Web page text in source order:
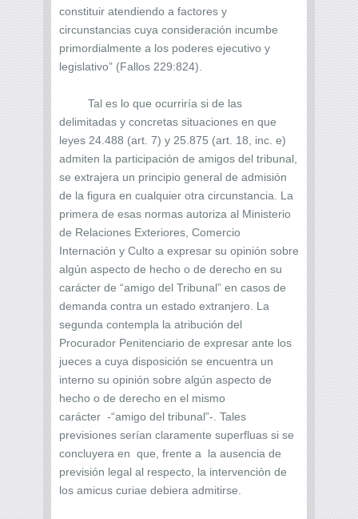
constituir atendiendo a factores y
circunstancias cuya consideración incumbe
primordialmente a los poderes ejecutivo y
legislativo” (Fallos 229:824).
Tal es lo que ocurriría si de las
delimitadas y concretas situaciones en que
leyes 24.488 (art. 7) y 25.875 (art. 18, inc. e)
admiten la participación de amigos del tribunal,
se extrajera un principio general de admisión
de la figura en cualquier otra circunstancia. La
primera de esas normas autoriza al Ministerio
de Relaciones Exteriores, Comercio
Internación y Culto a expresar su opinión sobre
algún aspecto de hecho o de derecho en su
carácter de “amigo del Tribunal” en casos de
demanda contra un estado extranjero. La
segunda contempla la atribución del
Procurador Penitenciario de expresar ante los
jueces a cuya disposición se encuentra un
interno su opinión sobre algún aspecto de
hecho o de derecho en el mismo
carácter -“amigo del tribunal”-. Tales
previsiones serían claramente superfluas si se
concluyera en que, frente a la ausencia de
previsión legal al respecto, la intervención de
los amicus curiae debiera admitirse.